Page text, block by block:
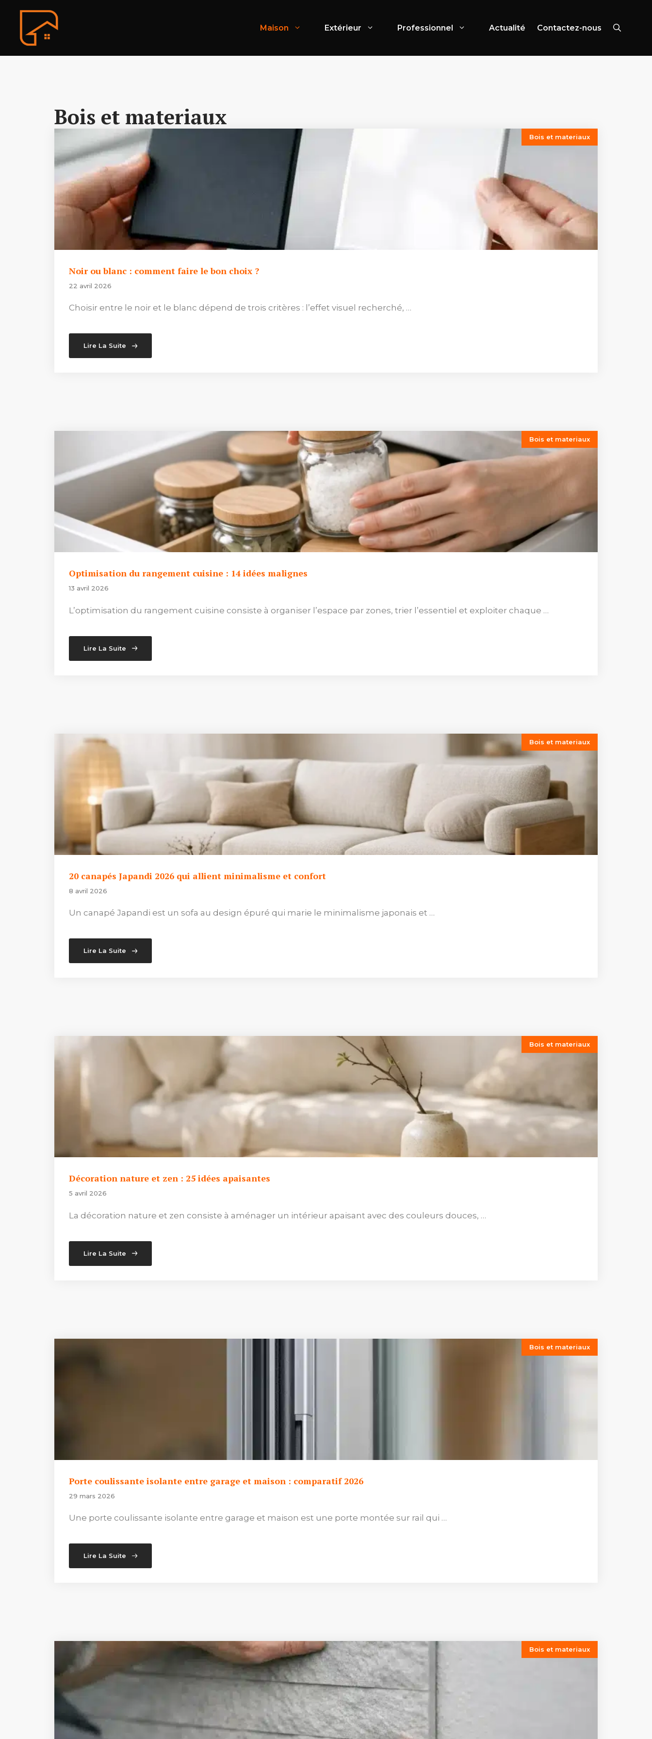
contenu
Maison Extérieur Professionnel Actualité Contactez-nous
Bois et materiaux
Bois et materiaux
Noir ou blanc : comment faire le bon choix ?
22 avril 2026
Choisir entre le noir et le blanc dépend de trois critères : l’effet visuel recherché, …
Lire La Suite
Bois et materiaux
Optimisation du rangement cuisine : 14 idées malignes
13 avril 2026
L’optimisation du rangement cuisine consiste à organiser l’espace par zones, trier l’essentiel et exploiter chaque …
Lire La Suite
Bois et materiaux
20 canapés Japandi 2026 qui allient minimalisme et confort
8 avril 2026
Un canapé Japandi est un sofa au design épuré qui marie le minimalisme japonais et …
Lire La Suite
Bois et materiaux
Décoration nature et zen : 25 idées apaisantes
5 avril 2026
La décoration nature et zen consiste à aménager un intérieur apaisant avec des couleurs douces, …
Lire La Suite
Bois et materiaux
Porte coulissante isolante entre garage et maison : comparatif 2026
29 mars 2026
Une porte coulissante isolante entre garage et maison est une porte montée sur rail qui …
Lire La Suite
Bois et materiaux